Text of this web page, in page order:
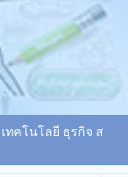
ทคโนโลยี ธุรกิจ ส